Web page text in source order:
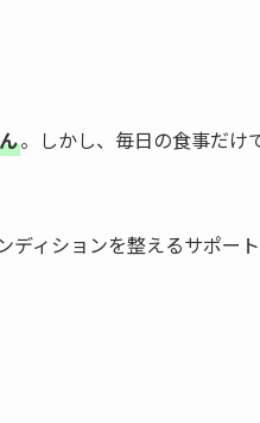
。しかし、毎日の食事だけ
ディションを整えるサポー